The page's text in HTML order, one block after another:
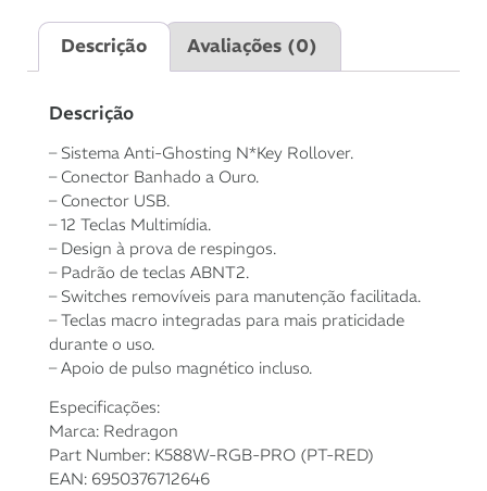
2x deR$154,50sem
R$
3x de
juros
4x deR$77,64
juros
5x de R$ 62,29com
juros
6x deR$52,22
juros
Descrição Avaliações (0)
Descrição
– Sistema Anti-Ghosting N*Key Rollover.
– Conector Banhado a Ouro.
– Conector USB.
– 12 Teclas Multimídia.
– Design à prova de respingos.
– Padrão de teclas ABNT2.
– Switches removíveis para manutenção facilitada.
– Teclas macro integradas para mais praticidade
durante o uso.
– Apoio de pulso magnético incluso.
Especificações:
Marca: Redragon
Part Number: K588W-RGB-PRO (PT-RED)
EAN: 6950376712646